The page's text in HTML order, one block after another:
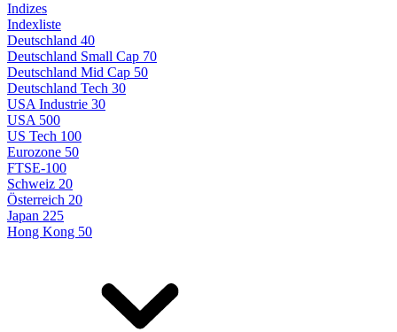
Indizes
Indexliste
Deutschland 40
Deutschland Small Cap 70
Deutschland Mid Cap 50
Deutschland Tech 30
USA Industrie 30
USA 500
US Tech 100
Eurozone 50
FTSE-100
Schweiz 20
Österreich 20
Japan 225
Hong Kong 50